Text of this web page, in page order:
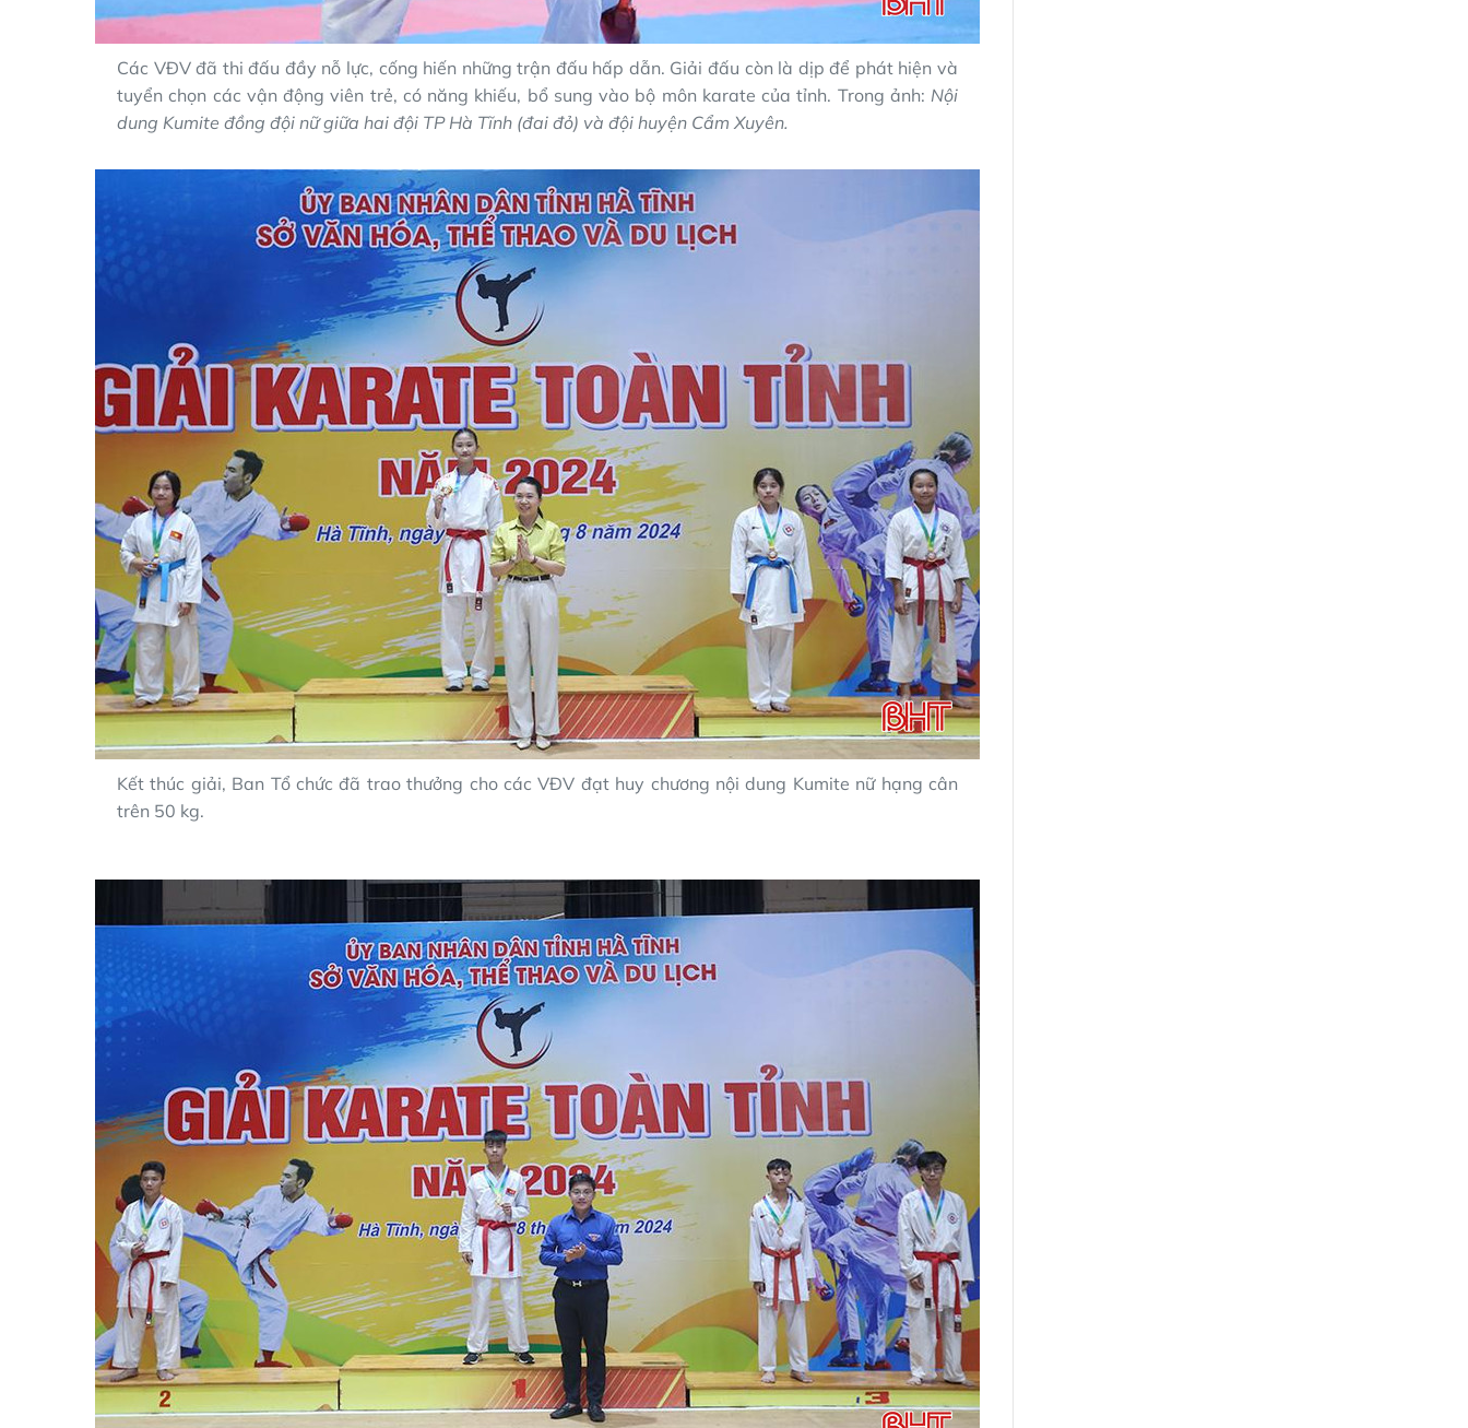
Các VĐV đã thi đấu đầy nỗ lực, cống hiến những trận đấu hấp dẫn. Giải đấu còn là dịp để phát hiện và
tuyển chọn các vận động viên trẻ, có năng khiếu, bổ sung vào bộ môn karate của tỉnh. Trong ảnh: Nội
dung Kumite đồng đội nữ giữa hai đội TP Hà Tĩnh (đai đỏ) và đội huyện Cẩm Xuyên.
Kết thúc giải, Ban Tổ chức đã trao thưởng cho các VĐV đạt huy chương nội dung Kumite nữ hạng cân
trên 50 kg.